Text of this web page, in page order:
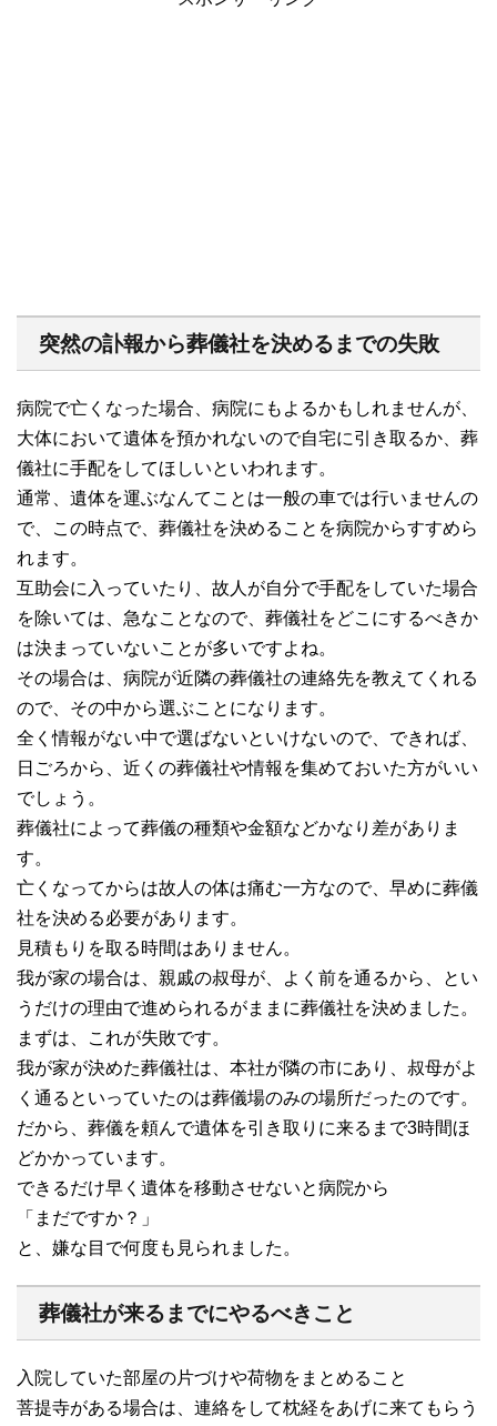
突然の訃報から葬儀社を決めるまでの失敗
病院で亡くなった場合、病院にもよるかもしれませんが、
大体において遺体を預かれないので自宅に引き取るか、葬
儀社に手配をしてほしいといわれます。
通常、遺体を運ぶなんてことは一般の車では行いませんの
で、この時点で、葬儀社を決めることを病院からすすめら
れます。
互助会に入っていたり、故人が自分で手配をしていた場合
を除いては、急なことなので、葬儀社をどこにするべきか
は決まっていないことが多いですよね。
その場合は、病院が近隣の葬儀社の連絡先を教えてくれる
ので、その中から選ぶことになります。
全く情報がない中で選ばないといけないので、できれば、
日ごろから、近くの葬儀社や情報を集めておいた方がいい
でしょう。
葬儀社によって葬儀の種類や金額などかなり差がありま
す。
亡くなってからは故人の体は痛む一方なので、早めに葬儀
社を決める必要があります。
見積もりを取る時間はありません。
我が家の場合は、親戚の叔母が、よく前を通るから、とい
うだけの理由で進められるがままに葬儀社を決めました。
まずは、これが失敗です。
我が家が決めた葬儀社は、本社が隣の市にあり、叔母がよ
く通るといっていたのは葬儀場のみの場所だったのです。
だから、葬儀を頼んで遺体を引き取りに来るまで3時間ほ
どかかっています。
できるだけ早く遺体を移動させないと病院から
「まだですか？」
と、嫌な目で何度も見られました。
葬儀社が来るまでにやるべきこと
入院していた部屋の片づけや荷物をまとめること
菩提寺がある場合は、連絡をして枕経をあげに来てもらう